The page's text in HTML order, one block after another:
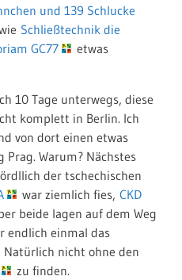
und 139 Schlucke
Schließtechnik die
GC77
etwas
10 Tage unterwegs, diese
komplett in Berlin. Ich
von dort einen etwas
Warum? Nächstes
der tschechischen
war ziemlich fies, CKD
beide lagen auf dem Weg
endlich einmal das
Natürlich nicht ohne den
zu finden.